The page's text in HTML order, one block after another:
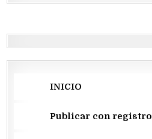
INICIO
Publicar con registro